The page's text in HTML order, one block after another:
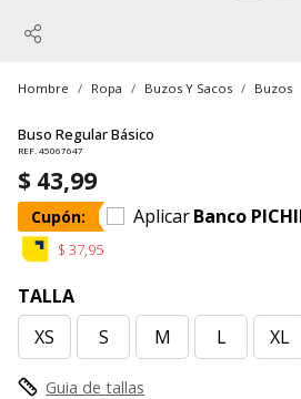
Hombre Ropa Buzos Y Sacos Buzos
Buso Regular Básico
REF. 45067647
$ 43,99
Cupón: AplicarBanco
$ 37,95
TALLA
XS
S M L XL
Guia de tallas